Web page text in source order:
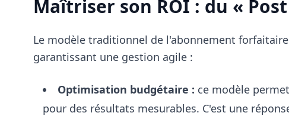
Maîtriser son ROI : du «
Le modèle traditionnel de l'abonnement
garantissant une gestion agile :
Optimisation budgétaire : ce modèle
pour des résultats mesurables. C'est une